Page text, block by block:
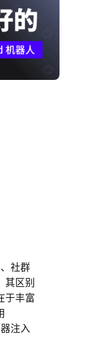
社群
其区别
于丰富
注入